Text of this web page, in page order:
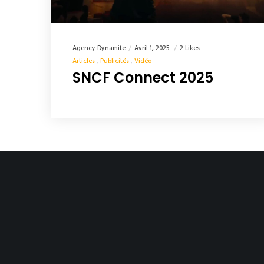
Agency Dynamite Avril 1, 2025
2 Likes
Articles Publicités Vidéo
SNCF Connect 2025